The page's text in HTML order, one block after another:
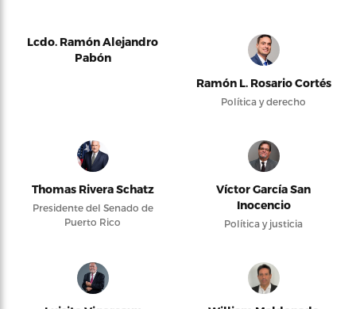
Lcdo. Ramón Alejandro
Pabón
Ramón L. Rosario Cortés
Política y derecho
Thomas Rivera Schatz
Presidente del Senado de
Puerto Rico
Víctor García San
Inocencio
Política y justicia